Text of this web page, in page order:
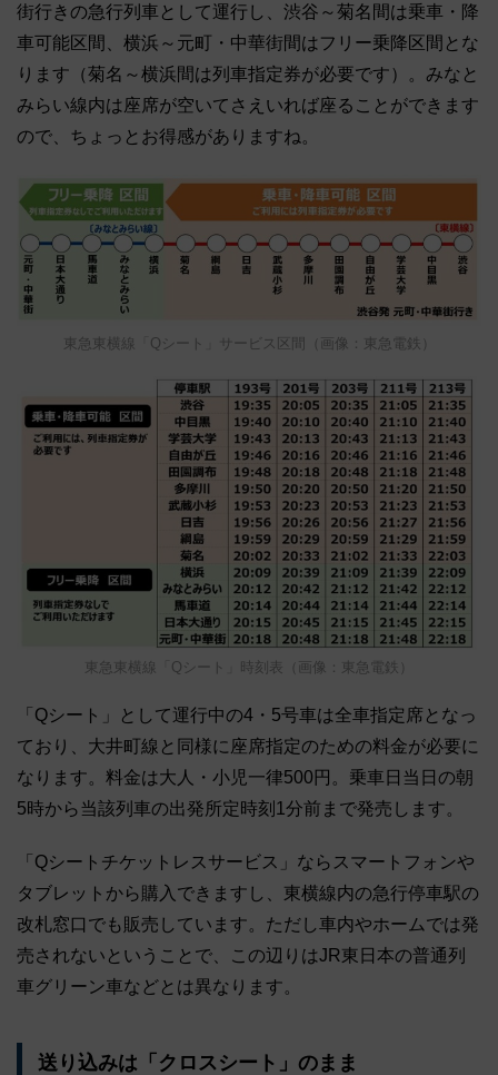
街行きの急行列車として運行し、渋谷～菊名間は乗車・降
車可能区間、横浜～元町・中華街間はフリー乗降区間とな
ります（菊名～横浜間は列車指定券が必要です）。みなと
みらい線内は座席が空いてさえいれば座ることができます
ので、ちょっとお得感がありますね。
東急東横線「Qシート」サービス区間（画像：東急電鉄）
東急東横線「Qシート」時刻表（画像：東急電鉄）
「Qシート」として運行中の4・5号車は全車指定席となっ
ており、大井町線と同様に座席指定のための料金が必要に
なります。料金は大人・小児一律500円。乗車日当日の朝
5時から当該列車の出発所定時刻1分前まで発売します。
「Qシートチケットレスサービス」ならスマートフォンや
タブレットから購入できますし、東横線内の急行停車駅の
改札窓口でも販売しています。ただし車内やホームでは発
売されないということで、この辺りはJR東日本の普通列
車グリーン車などとは異なります。
送り込みは「クロスシート」のまま